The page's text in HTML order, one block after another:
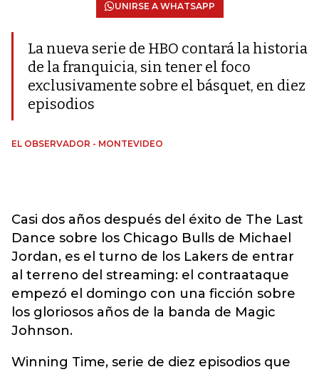
UNIRSE A WHATSAPP
La nueva serie de HBO contará la historia
de la franquicia, sin tener el foco
exclusivamente sobre el básquet, en diez
episodios
EL OBSERVADOR - MONTEVIDEO
Casi dos años después del éxito de The Last
Dance sobre los Chicago Bulls de Michael
Jordan, es el turno de los Lakers de entrar
al terreno del streaming: el contraataque
empezó el domingo con una ficción sobre
los gloriosos años de la banda de Magic
Johnson.
Winning Time, serie de diez episodios que